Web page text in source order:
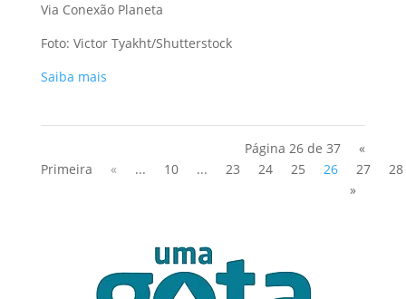
Via Conexão Planeta
Foto: Victor Tyakht/Shutterstock
Saiba mais
Página 26 de 37
«
Primeira
« ... 10 ... 23 24 25 26 27
28
»